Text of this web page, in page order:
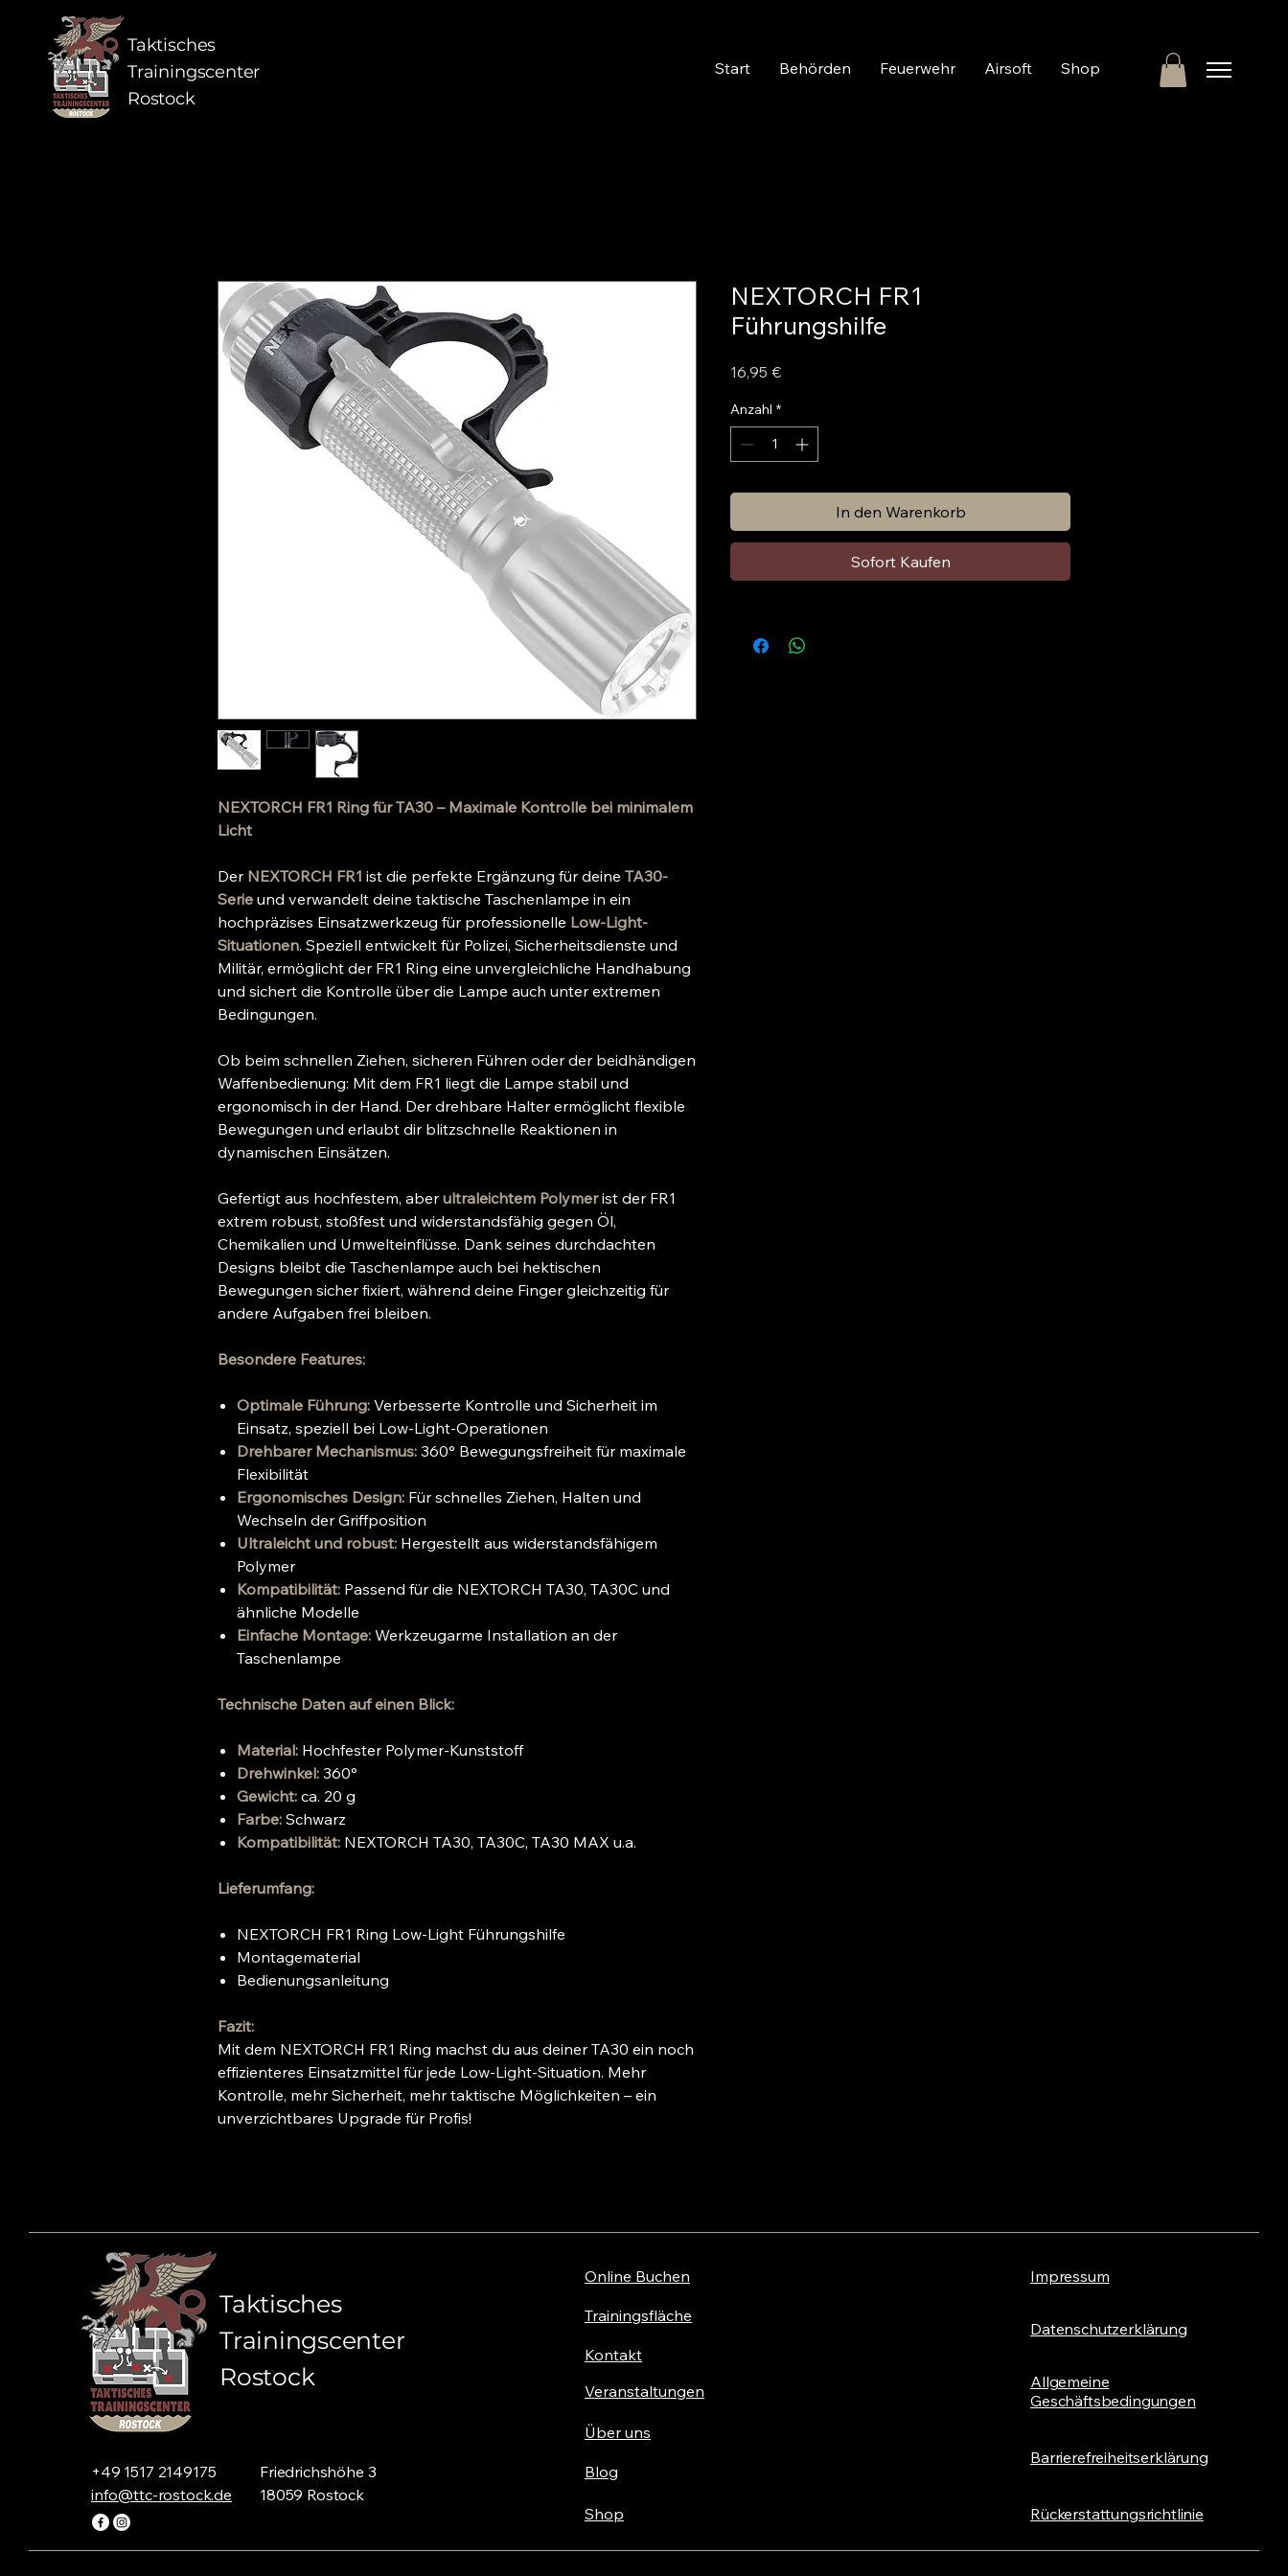
Taktisches
Trainingscenter
Rostock
Start Behörden Feuerwehr Airsoft Shop
NEXTORCH FR1 Ring für TA30 – Maximale Kontrolle bei minimalem
Licht
Der NEXTORCH FR1 ist die perfekte Ergänzung für deine TA30-
Serie und verwandelt deine taktische Taschenlampe in ein
hochpräzises Einsatzwerkzeug für professionelle Low-Light-
Situationen. Speziell entwickelt für Polizei, Sicherheitsdienste und
Militär, ermöglicht der FR1 Ring eine unvergleichliche Handhabung
und sichert die Kontrolle über die Lampe auch unter extremen
Bedingungen.
Ob beim schnellen Ziehen, sicheren Führen oder der beidhändigen
Waffenbedienung: Mit dem FR1 liegt die Lampe stabil und
ergonomisch in der Hand. Der drehbare Halter ermöglicht flexible
Bewegungen und erlaubt dir blitzschnelle Reaktionen in
dynamischen Einsätzen.
Gefertigt aus hochfestem, aberultraleichtem Polymerist der FR1
extrem robust, stoßfest und widerstandsfähig gegen Öl,
Chemikalien und Umwelteinflüsse. Dank seines durchdachten
Designs bleibt die Taschenlampe auch bei hektischen
Bewegungen sicher fixiert, während deine Finger gleichzeitig für
andere Aufgaben frei bleiben.
Besondere Features:
Optimale Führung: Verbesserte Kontrolle und Sicherheit im
Einsatz, speziell bei Low-Light-Operationen
Drehbarer Mechanismus: 360° Bewegungsfreiheit für maximale
Flexibilität
Ergonomisches Design: Für schnelles Ziehen, Halten und
Wechseln der Griffposition
Ultraleicht und robust: Hergestellt aus widerstandsfähigem
Polymer
Kompatibilität: Passend für die NEXTORCH TA30, TA30C und
ähnliche Modelle
Einfache Montage: Werkzeugarme Installation an der
Taschenlampe
Technische Daten auf einen Blick:
Material: Hochfester Polymer-Kunststoff
Drehwinkel: 360°
Gewicht: ca. 20 g
Farbe: Schwarz
Kompatibilität: NEXTORCH TA30, TA30C, TA30 MAX u.a.
Lieferumfang:
NEXTORCH FR1 Ring Low-Light Führungshilfe
Montagematerial
Bedienungsanleitung
Fazit:
Mit dem NEXTORCH FR1 Ring machst du aus deiner TA30 ein noch
effizienteres Einsatzmittel für jede Low-Light-Situation. Mehr
Kontrolle, mehr Sicherheit, mehr taktische Möglichkeiten – ein
unverzichtbares Upgrade für Profis!
NEXTORCH FR1
Führungshilfe
16,95 €Preis
Anzahl *
In den Warenkorb
Sofort Kaufen
Taktisches
Trainingscenter
Rostock
+49 1517 2149175
Friedrichshöhe 3
18059 Rostock
info@ttc-rostock.de
Online Buchen
Trainingsfläche
Kontakt
Veranstaltungen
Über uns
Blog
Shop
Impressum
Datenschutzerklärung
Allgemeine
Geschäftsbedingungen
Barrierefreiheitserklärung
Rückerstattungsrichtlinie